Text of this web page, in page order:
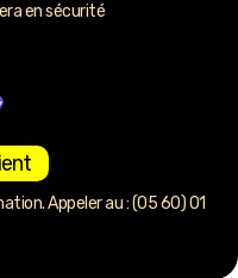
en sécurité
Appeler au : (05 60) 01